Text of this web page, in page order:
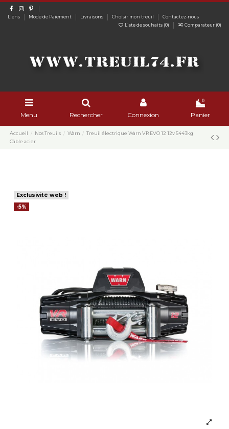
Liens Mode de Paiement Livraisons Choisir mon treuil
Contactez-nous
Liste de souhaits (0) Comparateur (0)
Menu Rechercher Connexion
0
Panier
Accueil Nos Treuils Warn
Treuil électrique Warn VR EVO 12 12v 5443kg
Câble acier
Exclusivité web !
-5%